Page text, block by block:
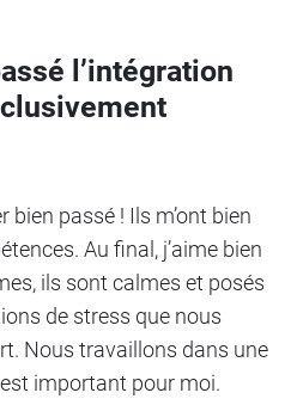
l’intégration
bien passé ! Ils m’ont bien
Au final, j’aime bien
ils sont calmes et posés
de stress que nous
Nous travaillons dans une
important pour moi.